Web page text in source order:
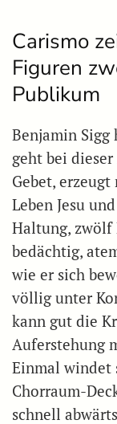
Carismo
Figuren
Publikum
Benjamin
geht bei
Gebet,
Leben Jesu
Haltung, zwölf
bedächtig,
wie er sich
völlig unter
kann gut die
Auferstehung
Einmal windet
Chorraum-
schnell